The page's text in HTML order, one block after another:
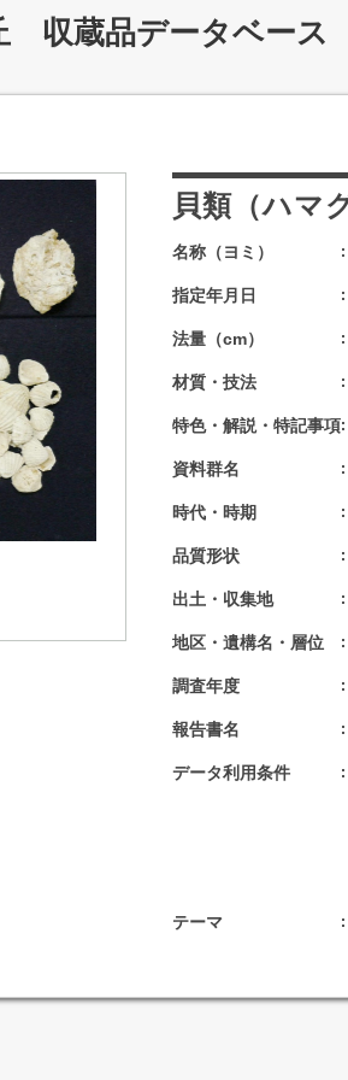
収蔵品データベース
貝類（ハマ
名称（ヨミ）
指定年月日
法量（cm）
材質・技法
特色・解説・特記事項
資料群名
時代・時期
品質形状
出土・収集地
地区・遺構名・層位
調査年度
報告書名
データ利用条件
テーマ